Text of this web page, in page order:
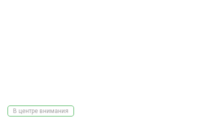
В центре внимания